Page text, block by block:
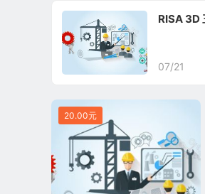
RISA 3D
07/21
20.00元